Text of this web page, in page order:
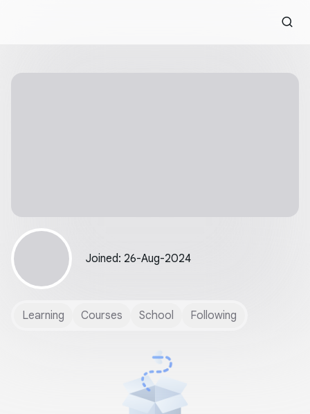
Joined: 26-Aug-2024
Learning Courses School Following